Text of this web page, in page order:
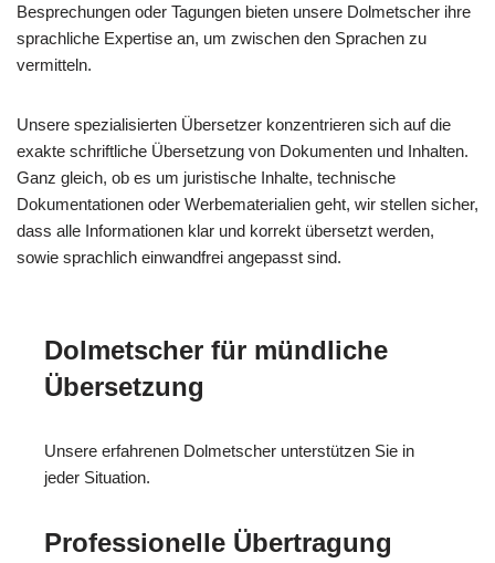
Besprechungen oder Tagungen bieten unsere Dolmetscher ihre
sprachliche Expertise an, um zwischen den Sprachen zu
vermitteln.
Unsere spezialisierten Übersetzer konzentrieren sich auf die
exakte schriftliche Übersetzung von Dokumenten und Inhalten.
Ganz gleich, ob es um juristische Inhalte, technische
Dokumentationen oder Werbematerialien geht, wir stellen sicher,
dass alle Informationen klar und korrekt übersetzt werden,
sowie sprachlich einwandfrei angepasst sind.
Dolmetscher für mündliche
Übersetzung
Unsere erfahrenen Dolmetscher unterstützen Sie in
jeder Situation.
Professionelle Übertragung